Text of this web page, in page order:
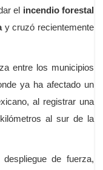
el incendio forestal
y cruzó recientemente
entre los municipios
ya ha afectado un
al registrar una
al sur de la
de fuerza,